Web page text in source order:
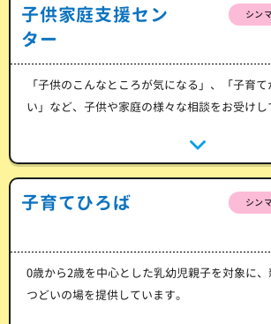
子供家庭支援セン
ター
シン
「子供のこんなところが気になる」、「子育
い」など、子供や家庭の様々な相談をお受けし
子育てひろば シン
0歳から2歳を中心とした乳幼児親子を対象に、
つどいの場を提供しています。